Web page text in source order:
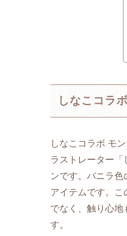
しなこコラ
しなこコラボ モ
ラストレーター
ンです。バニラ
アイテムです。
でなく、触り心地
す。